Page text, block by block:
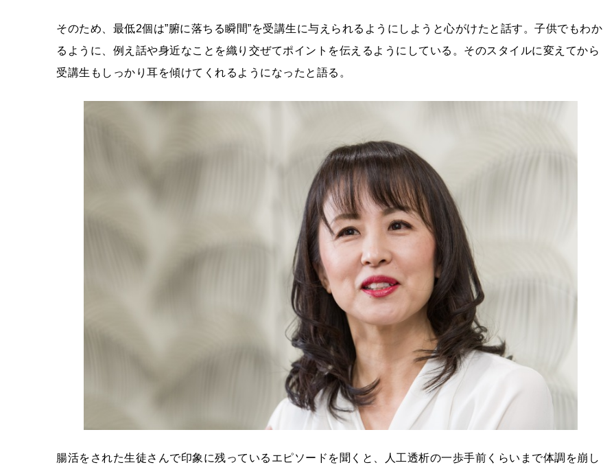
そのため、最低2個は”腑に落ちる瞬間”を受講生に与えられるようにしようと心がけたと話す。子供でもわか
るように、例え話や身近なことを織り交ぜてポイントを伝えるようにしている。そのスタイルに変えてから
受講生もしっかり耳を傾けてくれるようになったと語る。
腸活をされた生徒さんで印象に残っているエピソードを聞くと、人工透析の一歩手前くらいまで体調を崩し